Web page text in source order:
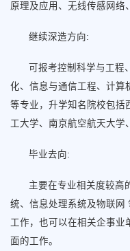
原理及应用、无线传感网络
继续深造方向:
可报考控制科学与工程
化、信息与通信工程、计算
等专业，升学知名院校包括
工大学、南京航空航天大学
毕业去向:
主要在专业相关度较高
统、信息处理系统及物联网
工作，也可以在相关企事业
面的工作。